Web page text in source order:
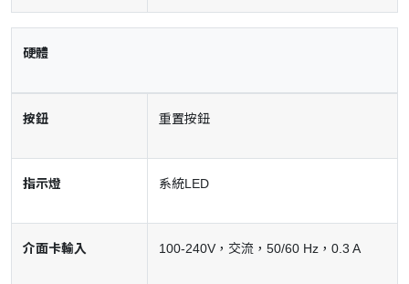
硬體
按鈕 重置按鈕
指示燈 系統LED
介面卡輸入 100-240V，交流，50/60 Hz，0.3 A